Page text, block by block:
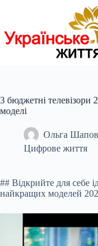
3 бюджетні телевізори
моделі
Ольга
Цифрове життя
## Відкрийте для себе
найкращих моделей 20